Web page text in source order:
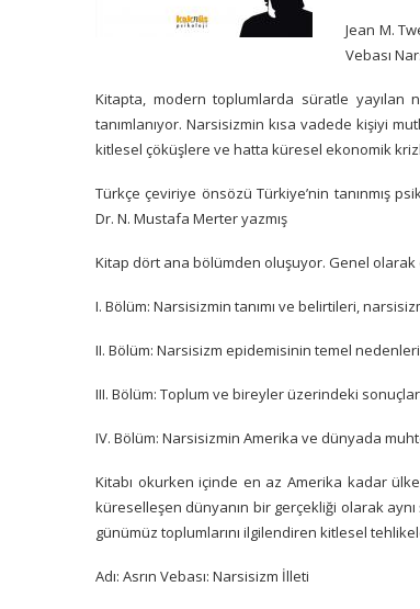
Jean M.
Vebası
Kitapta, modern toplumlarda süratle yayılan
tanımlanıyor. Narsisizmin kısa vadede kişiyi
kitlesel çöküşlere ve hatta küresel ekonomik
Türkçe çeviriye önsözü Türkiye’nin tanınmış
Dr. N. Mustafa Merter yazmış
Kitap dört ana bölümden oluşuyor. Genel
I. Bölüm: Narsisizmin tanımı ve belirtileri,
II. Bölüm: Narsisizm epidemisinin temel
III. Bölüm: Toplum ve bireyler üzerindeki
IV. Bölüm: Narsisizmin Amerika ve dünyada
Kitabı okurken içinde en az Amerika kadar
küreselleşen dünyanın bir gerçekliği olarak
günümüz toplumlarını ilgilendiren kitlesel
Adı: Asrın Vebası: Narsisizm İlleti